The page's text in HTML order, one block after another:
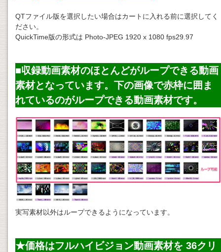
QTファイル版を選択したい場合はカートに入れる前に選択してく
ださい。
QuickTime版の形式は Photo-JPEG 1920 x 1080 fps29.97
■収録動画素材のほとんどがループできる動画
素材となっています。下の画像で赤枠に囲ま
れているのがループできる動画素材です。
実写素材以外はループできるようになっています。
★価格はフルハイビジョン動画素材を 36クリ